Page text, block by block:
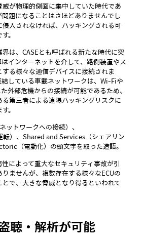
が物理的側面に集中していた時代であ
題になることはさほどありませんでし
入されなければ、ハッキングされる可
。
は、CASEとも呼ばれる新たな時代に突
インターネットを介して、路側装置やス
る様々な通信デバイスに接続されま
している車載ネットワークは、Wi-Fiや
外部危機からの接続が可能であるため、
第三者による遠隔ハッキングリスクに
。
ットワークへの接続）、
）、Shared and Services（シェアリン
（電動化）の頭文字を取った造語。
によって重大なセキュリティ事故が引
ませんが、複数存在する様々なECUの
で、大きな脅威となり得るといわれて
聴・解析が可能